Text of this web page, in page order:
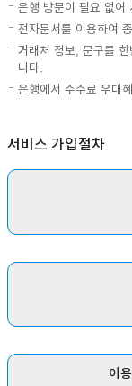
은행 방문이 필요 없어
전자문서를 이용하여
거래처 정보, 문구를
니다.
은행에서 수수료 우대
서비스 가입절차
이